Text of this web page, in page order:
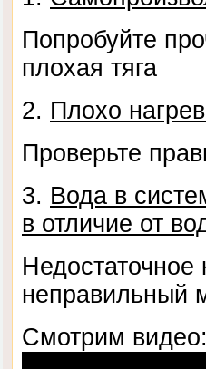
Попробуйте
плохая тяга
2. Плохо
Проверьте
3. Вода в
в отличие от
Недостаточное
неправильный
Смотрим видео: